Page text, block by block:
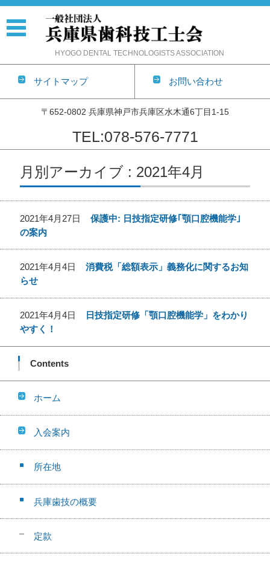
HYOGO DENTAL TECHNOLOGISTS ASSOCIATION
サイトマップ お問い合わせ
〒652-0802 兵庫県神戸市兵庫区水木通6丁目1-15
TEL:078-576-7771
コンテンツに移動
月別アーカイブ : 2021年4月
2021年4月27日保護中: 日技指定研修｢顎口腔機能学｣
の案内
2021年4月4日消費税「総額表示」義務化に関するお知
らせ
2021年4月4日
日技指定研修「顎口腔機能学」をわかり
やすく！
Contents
ホーム
入会案内
所在地
兵庫歯技の概要
定款